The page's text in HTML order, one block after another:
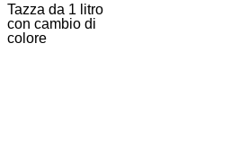
Tazza da 1 litro
con cambio di
colore